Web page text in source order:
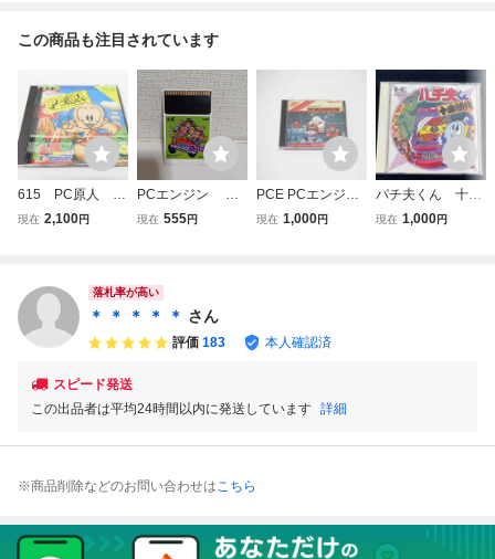
この商品も注目されています
615 PC原人 H
C89024 ハドソ
現在 2,100円
PCエンジン Hu
CARD 遊々人
現在 555円
PCE PCエンジン
ソフト 妖怪道中記
現在 1,000円
パチ夫くん 十番
勝負 PCエンジ
現在 1,000円
落札率が高い
＊ ＊ ＊ ＊ ＊ さん
評価 183 本人確認済
スピード発送
この出品者は平均24時間以内に発送しています 詳細
※商品削除などのお問い合わせはこちら